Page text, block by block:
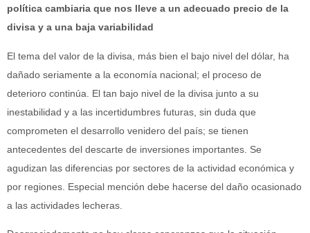
política cambiaria que nos lleve a un adecuado precio de la
divisa y a una baja variabilidad
El tema del valor de la divisa, más bien el bajo nivel del dólar, ha
dañado seriamente a la economía nacional; el proceso de
deterioro continúa. El tan bajo nivel de la divisa junto a su
inestabilidad y a las incertidumbres futuras, sin duda que
comprometen el desarrollo venidero del país; se tienen
antecedentes del descarte de inversiones importantes. Se
agudizan las diferencias por sectores de la actividad económica y
por regiones. Especial mención debe hacerse del daño ocasionado
a las actividades lecheras.